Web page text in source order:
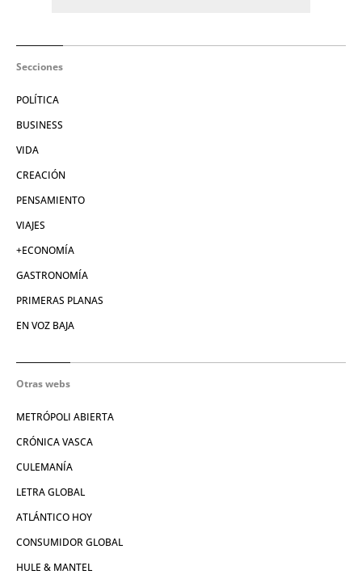
Secciones
POLÍTICA
BUSINESS
VIDA
CREACIÓN
PENSAMIENTO
VIAJES
+ECONOMÍA
GASTRONOMÍA
PRIMERAS PLANAS
EN VOZ BAJA
Otras webs
METRÓPOLI ABIERTA
CRÓNICA VASCA
CULEMANÍA
LETRA GLOBAL
ATLÁNTICO HOY
CONSUMIDOR GLOBAL
HULE & MANTEL